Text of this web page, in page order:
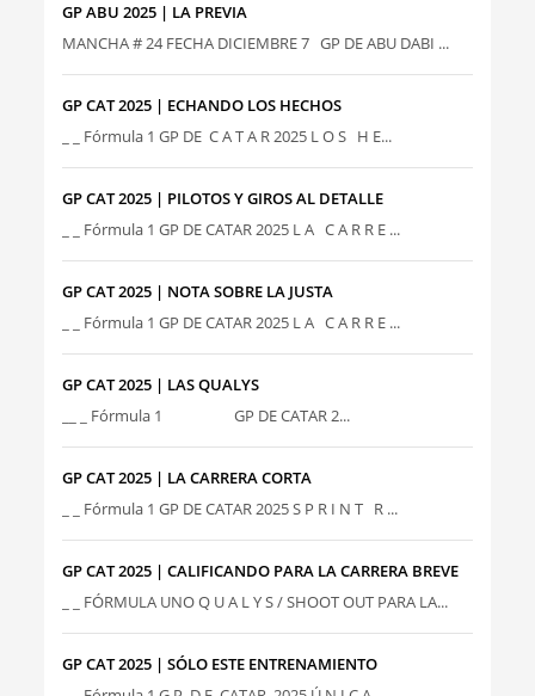
GP ABU 2025 | LA PREVIA
MANCHA # 24 FECHA DICIEMBRE 7 GP DE ABU DABI ...
GP CAT 2025 | ECHANDO LOS HECHOS
_ _ Fórmula 1 GP DE C A T A R 2025 L O S H E...
GP CAT 2025 | PILOTOS Y GIROS AL DETALLE
_ _ Fórmula 1 GP DE CATAR 2025 L A C A R R E ...
GP CAT 2025 | NOTA SOBRE LA JUSTA
_ _ Fórmula 1 GP DE CATAR 2025 L A C A R R E ...
GP CAT 2025 | LAS QUALYS
__ _ Fórmula 1 GP DE CATAR 2...
GP CAT 2025 | LA CARRERA CORTA
_ _ Fórmula 1 GP DE CATAR 2025 S P R I N T R ...
GP CAT 2025 | CALIFICANDO PARA LA CARRERA BREVE
_ _ FÓRMULA UNO Q U A L Y S / SHOOT OUT PARA LA...
GP CAT 2025 | SÓLO ESTE ENTRENAMIENTO